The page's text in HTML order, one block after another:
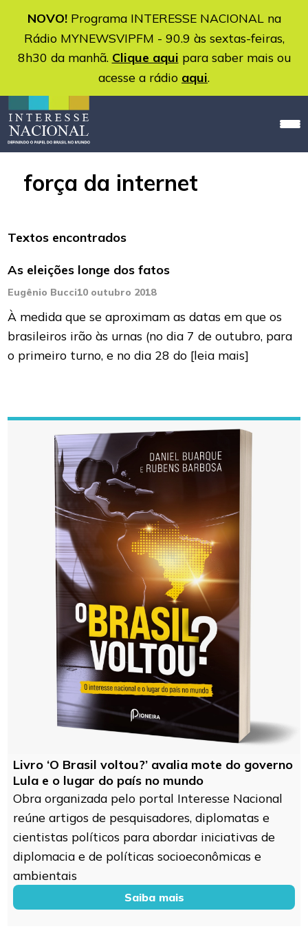
NOVO!Programa INTERESSE NACIONAL na
Rádio MYNEWSVIPFM - 90.9 às sextas-feiras,
8h30 da manhã. Clique aqui para saber mais ou
acesse a rádio aqui.
força da internet
Textos encontrados
As eleições longe dos fatos
Eugênio Bucci10 outubro 2018
À medida que se aproximam as datas em que os
brasileiros irão às urnas (no dia 7 de outubro, para
o primeiro turno, e no dia 28 do [leia mais]
Livro ‘O Brasil voltou?’ avalia mote do governo
Lula e o lugar do país no mundo
Obra organizada pelo portal Interesse Nacional
reúne artigos de pesquisadores, diplomatas e
cientistas políticos para abordar iniciativas de
diplomacia e de políticas socioeconômicas e
ambientais
Saiba mais